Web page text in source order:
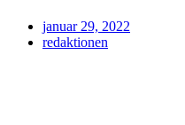
januar 29, 2022
redaktionen